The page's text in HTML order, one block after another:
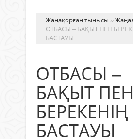
Жаңақорған тынысы »
ОТБАСЫ – БАҚЫТ ПЕН
БАСТАУЫ
ОТБАСЫ –
БАҚЫТ ПЕН
БЕРЕКЕНІҢ
БАСТАУЫ